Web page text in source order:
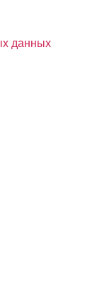
данных